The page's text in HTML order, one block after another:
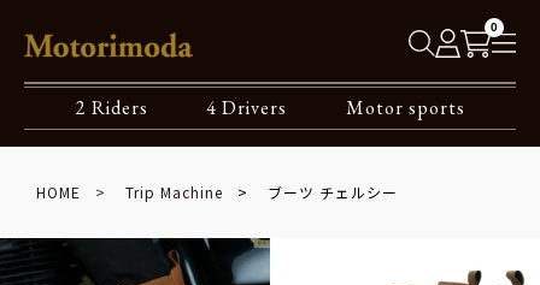
0
2 Riders 4 Drivers Motor sports
HOME Trip Machine ブーツ チェルシー